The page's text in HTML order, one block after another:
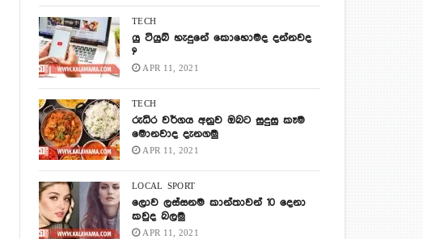
TECH
යු ටියුබ් හැදුනේ කොහොමද දන්නවද
?
APR 11, 2021
TECH
රුධිර වර්ගය අනුව ඔබට සුදුසු කෑම
මොනවාද දැනගමු
APR 11, 2021
LOCAL SPORT
ලොව ලස්සනම කාන්තාවන් 10 දෙනා
කවුද බලමු
APR 11, 2021